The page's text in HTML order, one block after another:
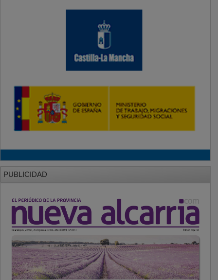
PUBLICIDAD